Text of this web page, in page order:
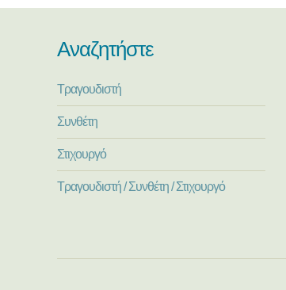
Αναζητήστε
Τραγουδιστή
Συνθέτη
Στιχουργό
Τραγουδιστή / Συνθέτη / Στιχουργό